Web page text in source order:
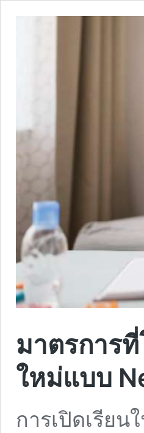
มาตรการที่
ใหม่แบบ
การเปิดเรีย